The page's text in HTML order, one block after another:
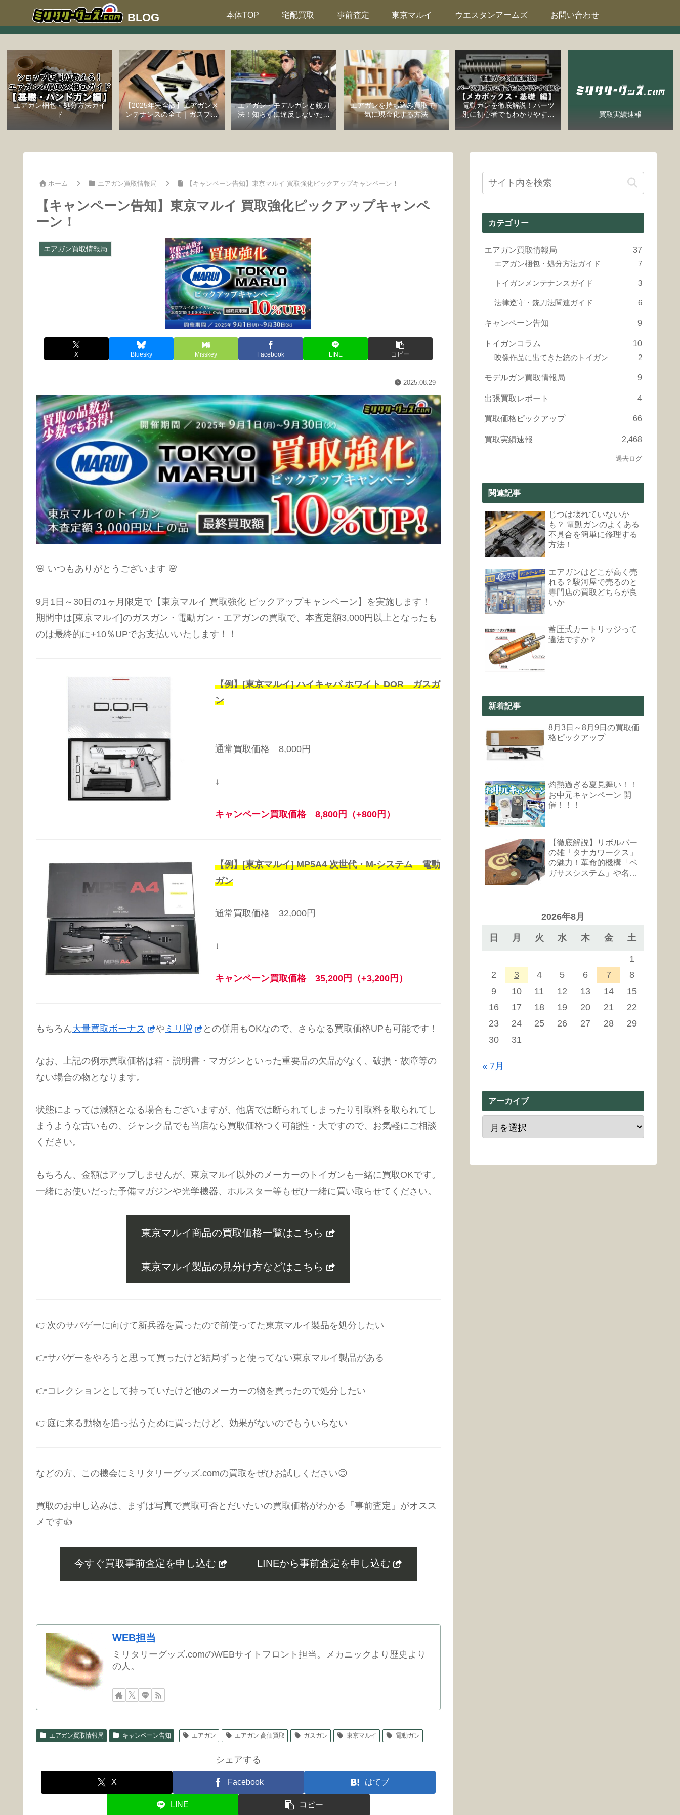
本体TOP 宅配買取 事前査定 東京マルイ ウエスタンアームズ お問い合わせ
エアガン梱包・処分方法ガイ
ド
【2025年完全版】エアガンメ
ンテナンスの全て｜ガスブロ
ーバックハンドガン編
エアガン・モデルガンと銃刀
法！知らずに違反しないため
の完全ガイド
エアガンを持ち込み買取で一
気に現金化する方法
電動ガンを徹底解説！パーツ
別に初心者でもわかりやすく
紹介【メカボックス・基礎
買取実績速報
ホーム エアガン買取情報局 【キャンペーン告知】東京マルイ 買取強化ピックアップキャンペーン！
【キャンペーン告知】東京マルイ 買取強化ピックアップキャンペ
ーン！
エアガン買取情報局
買取強化 東京マルイ ピックアップキャンペーン 2025/09/01～2025/09/30
X Bluesky Misskey Facebook LINE コピー
2025.08.29
🌸 いつもありがとうございます 🌸
9月1日～30日の1ヶ月限定で【東京マルイ 買取強化 ピックアップキャンペーン】を実施します！
期間中は[東京マルイ]のガスガン・電動ガン・エアガンの買取で、本査定額3,000円以上となったも
のは最終的に+10％UPでお支払いいたします！！
【例】[東京マルイ] ハイキャパ ホワイト DOR ガスガ
ン
通常買取価格 8,000円
↓
キャンペーン買取価格 8,800円（+800円）
【例】[東京マルイ] MP5A4 次世代・M-システム 電動
ガン
通常買取価格 32,000円
↓
キャンペーン買取価格 35,200円（+3,200円）
もちろん大量買取ボーナス や ミリ増 との併用もOKなので、さらなる買取価格UPも可能です！
なお、上記の例示買取価格は箱・説明書・マガジンといった重要品の欠品がなく、破損・故障等の
ない場合の物となります。
状態によっては減額となる場合もございますが、他店では断られてしまったり引取料を取られてし
まうような古いもの、ジャンク品でも当店なら買取価格つく可能性・大ですので、お気軽にご相談
ください。
もちろん、金額はアップしませんが、東京マルイ以外のメーカーのトイガンも一緒に買取OKです。
一緒にお使いだった予備マガジンや光学機器、ホルスター等もぜひ一緒に買い取らせてください。
東京マルイ商品の買取価格一覧はこちら
東京マルイ製品の見分け方などはこちら
👉次のサバゲーに向けて新兵器を買ったので前使ってた東京マルイ製品を処分したい
👉サバゲーをやろうと思って買ったけど結局ずっと使ってない東京マルイ製品がある
👉コレクションとして持っていたけど他のメーカーの物を買ったので処分したい
👉庭に来る動物を追っ払うために買ったけど、効果がないのでもういらない
などの方、この機会にミリタリーグッズ.comの買取をぜひお試しください😊
買取のお申し込みは、まずは写真で買取可否とだいたいの買取価格がわかる「事前査定」がオスス
メです👍️
今すぐ買取事前査定を申し込む LINEから事前査定を申し込む
WEB担当
ミリタリーグッズ.comのWEBサイトフロント担当。メカニックより歴史より
の人。
エアガン買取情報局 キャンペーン告知 エアガン エアガン 高価買取 ガスガン 東京マルイ 電動ガン
シェアする
X Facebook はてブ
LINE コピー
カテゴリー
エアガン買取情報局 37
エアガン梱包・処分方法ガイド 7
トイガンメンテナンスガイド 3
法律遵守・銃刀法関連ガイド 6
キャンペーン告知 9
トイガンコラム 10
映像作品に出てきた銃のトイガン 2
モデルガン買取情報局 9
出張買取レポート 4
買取価格ピックアップ 66
買取実績速報 2,468
過去ログ
関連記事
じつは壊れていないか
も？ 電動ガンのよくある
不具合を簡単に修理する
方法！
エアガンはどこが高く売
れる？駿河屋で売るのと
専門店の買取どちらが良
いか
蓄圧式カートリッジって
違法ですか？
新着記事
8月3日～8月9日の買取価
格ピックアップ
灼熱過ぎる夏見舞い！！
お中元キャンペーン 開
催！！！
【徹底解説】リボルバー
の雄「タナカワークス」
の魅力！革命的機構「ペ
ガサスシステム」や名銃
2026年8月
日 月 火 水 木 金 土
1
2
3 4 5 6 7
8
9
10 11 12 13 14
15
16
17 18 19 20 21
22
23
24 25 26 27 28
29
30
31
« 7月
アーカイブ